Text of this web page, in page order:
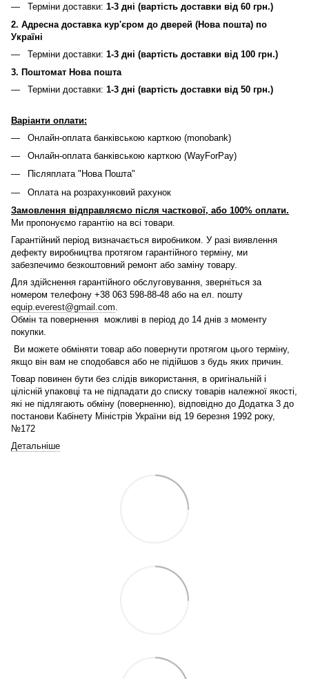
Терміни доставки: 1-3 дні (вартість доставки від 60 грн.)
2. Адресна доставка кур'єром до дверей (Нова пошта) по
Україні
Терміни доставки: 1-3 дні (вартість доставки від 100 грн.)
3. Поштомат Нова пошта
Терміни доставки: 1-3 дні (вартість доставки від 50 грн.)
Варіанти оплати:
Онлайн-оплата банківською карткою (monobank)
Онлайн-оплата банківською карткою (WayForPay)
Післяплата "Нова Пошта"
Оплата на розрахунковий рахунок
Замовлення відправляємо після часткової, або 100% оплати.
Ми пропонуємо гарантію на всі товари.
Гарантійний період визначається виробником. У разі виявлення
дефекту виробництва протягом гарантійного терміну, ми
забезпечимо безкоштовний ремонт або заміну товару.
Для здійснення гарантійного обслуговування, зверніться за
номером телефону +38 063 598-88-48 або на ел. пошту
equip.everest@gmail.com.
Обмін та повернення можливі в період до 14 днів з моменту
покупки.
Ви можете обміняти товар або повернути протягом цього терміну,
якщо він вам не сподобався або не підійшов з будь яких причин.
Товар повинен бути без слідів використання, в оригінальній і
цілісній упаковці та не підпадати до списку товарів належної якості,
які не підлягають обміну (поверненню), відповідно до Додатка 3 до
постанови Кабінету Міністрів України від 19 березня 1992 року,
№172
Детальніше